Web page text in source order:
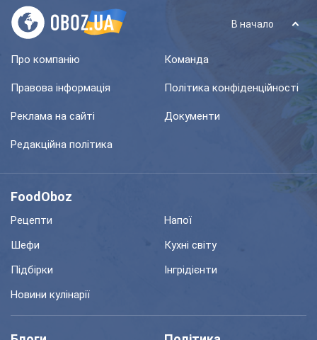
В начало
Про компанію Команда
Правова інформація Політика конфіденційності
Реклама на сайті Документи
Редакційна політика
FoodOboz
Рецепти
Напої
Шефи
Кухні світу
Підбірки
Інгрідієнти
Новини кулінарії